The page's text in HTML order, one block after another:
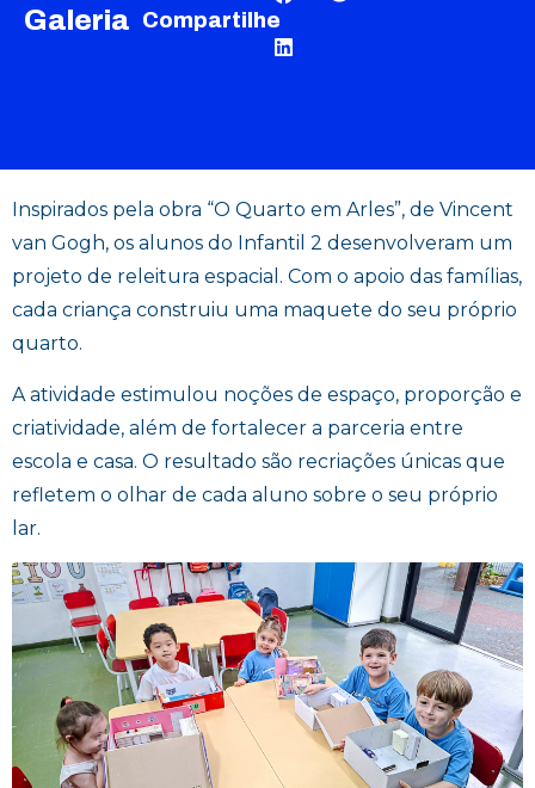
Galeria Compartilhe
Inspirados pela obra “O Quarto em Arles”, de Vincent
van Gogh, os alunos do Infantil 2 desenvolveram um
projeto de releitura espacial. Com o apoio das famílias,
cada criança construiu uma maquete do seu próprio
quarto.
​A atividade estimulou noções de espaço, proporção e
criatividade, além de fortalecer a parceria entre
escola e casa. O resultado são recriações únicas que
refletem o olhar de cada aluno sobre o seu próprio
lar.